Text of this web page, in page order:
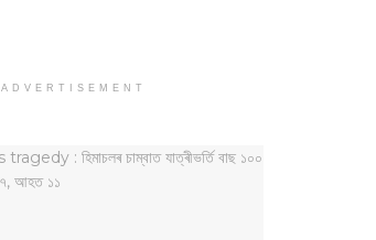
ADVERTISEMENT